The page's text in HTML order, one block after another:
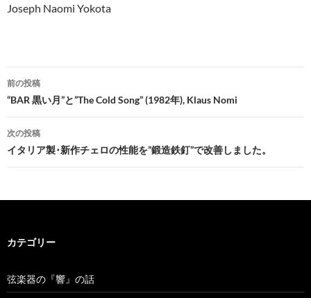
Joseph Naomi Yokota
投
稿
ナ
ビ
ゲ
ー
ョ
ン
前の投稿
“BAR 黒い月”と”The Cold Song” (1982年), Klaus Nomi
次の投稿
イタリア製･新作チェロの性能を”鍛造鉄釘”で改善しました。
カテゴリー
弦楽器の『響』の話